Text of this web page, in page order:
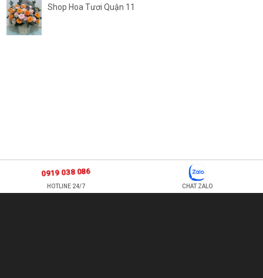
Shop Hoa Tươi Quận 11
0919 038 086
HOTLINE 24/7 CHAT ZALO